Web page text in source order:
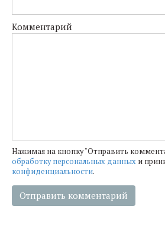
Комментарий
Нажимая на кнопку "Отправить
обработку персональных данных и
конфиденциальности.